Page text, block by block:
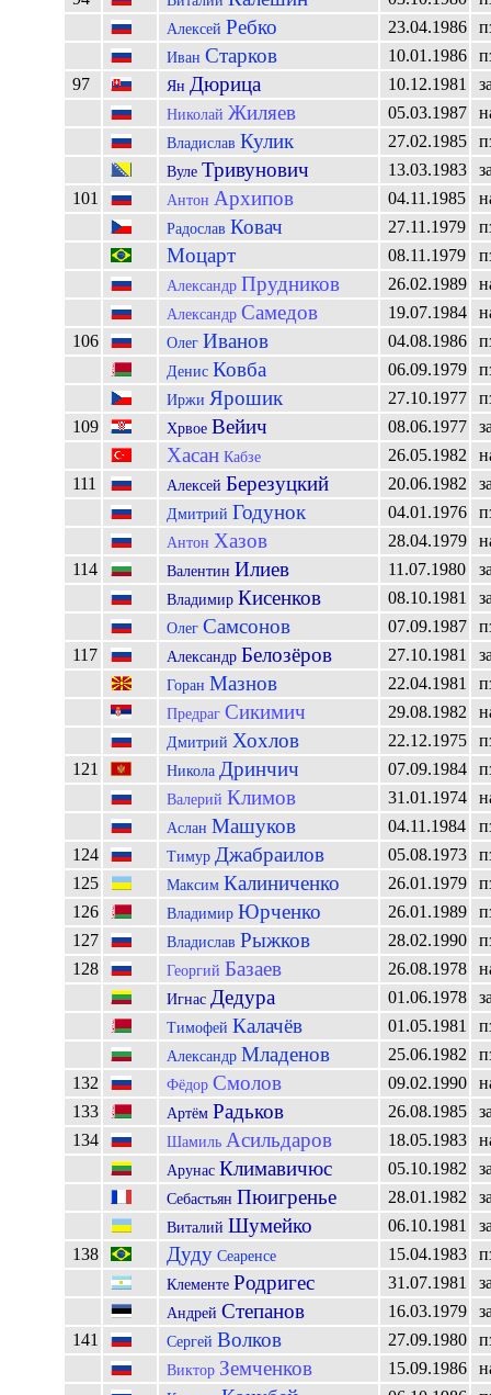
Алексей Ребко 23.04.1986
ИванСтарков 10.01.1986
97
Ян Дюрица 10.12.1981
Николай Жиляев 05.03.1987
Владислав Кулик 27.02.1985
ВулеТривунович 13.03.1983
101
Антон Архипов 04.11.1985
Радослав Ковач 27.11.1979
Моцарт 08.11.1979
Александр Прудников 26.02.1989
АлександрСамедов 19.07.1984
106
Олег Иванов 04.08.1986
Денис Ковба 06.09.1979
Иржи Ярошик 27.10.1977
109
Хрвое Вейич 08.06.1977
Хасан Кабзе 26.05.1982
111
Алексей Березуцкий 20.06.1982
Дмитрий Годунок 04.01.1976
Антон Хазов 28.04.1979
114
Валентин Илиев 11.07.1980
Владимир Кисенков 08.10.1981
ОлегСамсонов 07.09.1987
117
Александр Белозёров 27.10.1981
Горан Мазнов 22.04.1981
ПредрагСикимич 29.08.1982
Дмитрий Хохлов 22.12.1975
121
Никола Дринчич 07.09.1984
Валерий Климов 31.01.1974
Аслан Машуков 04.11.1984
124
Тимур Джабраилов 05.08.1973
125
Максим Калиниченко 26.01.1979
126
Владимир Юрченко 26.01.1989
127
Владислав Рыжков 28.02.1990
128
Георгий Базаев 26.08.1978
Игнас Дедура 01.06.1978
Тимофей Калачёв 01.05.1981
Александр Младенов 25.06.1982
132
ФёдорСмолов 09.02.1990
133
Артём Радьков 26.08.1985
134
Шамиль Асильдаров 18.05.1983
Арунас Климавичюс 05.10.1982
Себастьян Пюигренье 28.01.1982
Виталий Шумейко 06.10.1981
138
Дуду Сеаренсе 15.04.1983
Клементе Родригес 31.07.1981
АндрейСтепанов 16.03.1979
141
Сергей Волков 27.09.1980
Виктор Земченков 15.09.1986